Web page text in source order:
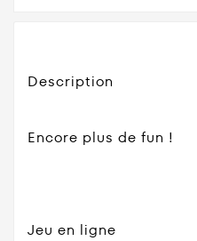
Description
Encore plus de fun !
Jeu en ligne